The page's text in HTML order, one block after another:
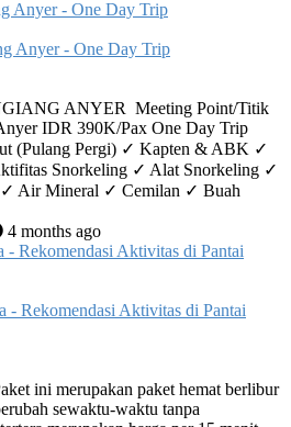
Anyer - One Day Trip
ANYER Meeting Point/Titik
IDR 390K/Pax One Day Trip
(Pulang Pergi) ✓ Kapten & ABK ✓
Snorkeling ✓ Alat Snorkeling ✓
Air Mineral ✓ Cemilan ✓ Buah
4 months ago
- Rekomendasi Aktivitas di Pantai
ini merupakan paket hemat berlibur
sewaktu-waktu tanpa